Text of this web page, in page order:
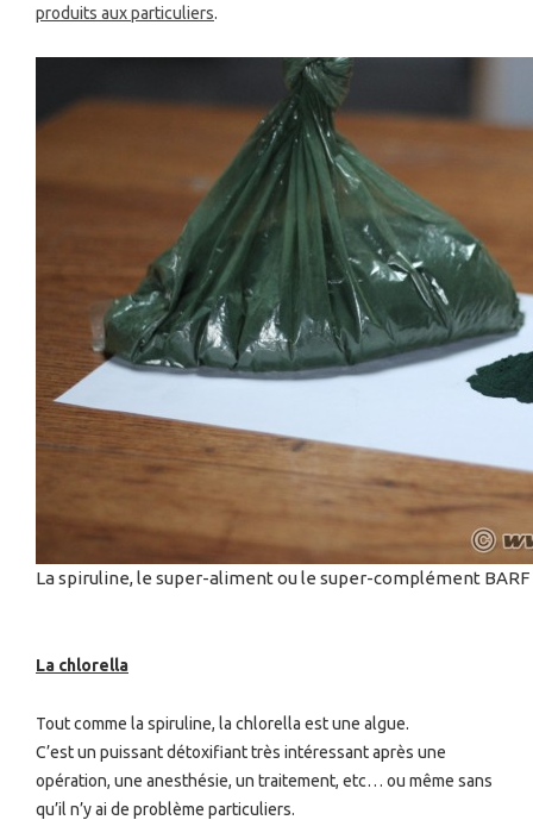
produits aux particuliers.
La spiruline, le super-aliment ou le super-complément BARF
La chlorella
Tout comme la spiruline, la chlorella est une algue.
C’est un puissant détoxifiant très intéressant après une
opération, une anesthésie, un traitement, etc… ou même sans
qu’il n’y ai de problème particuliers.